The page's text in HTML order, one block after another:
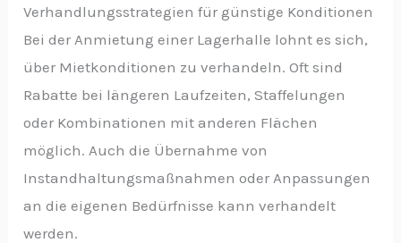
Verhandlungsstrategien für günstige Konditionen
Bei der Anmietung einer Lagerhalle lohnt es sich,
über Mietkonditionen zu verhandeln. Oft sind
Rabatte bei längeren Laufzeiten, Staffelungen
oder Kombinationen mit anderen Flächen
möglich. Auch die Übernahme von
Instandhaltungsmaßnahmen oder Anpassungen
an die eigenen Bedürfnisse kann verhandelt
werden.